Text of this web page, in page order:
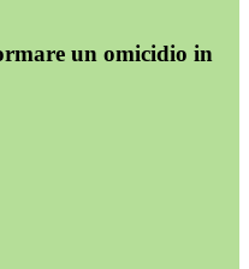
un omicidio in